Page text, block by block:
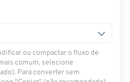
ou compactar o fluxo de
comum, selecione
Para converter sem